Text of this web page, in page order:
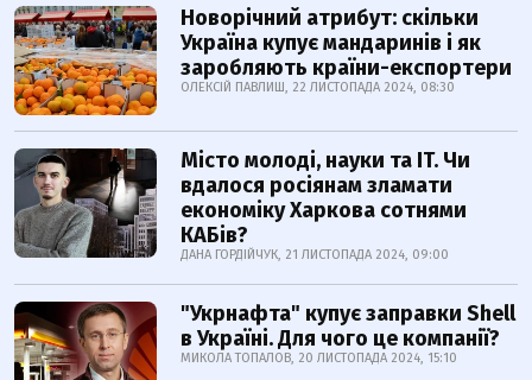
Новорічний атрибут: скільки
Україна купує мандаринів і як
заробляють країни-експортери
ОЛЕКСІЙ ПАВЛИШ, 22 ЛИСТОПАДА 2024, 08:30
Місто молоді, науки та IT. Чи
вдалося росіянам зламати
економіку Харкова сотнями
КАБів?
ДАНА ГОРДІЙЧУК, 21 ЛИСТОПАДА 2024, 09:00
"Укрнафта" купує заправки Shell
в Україні. Для чого це компанії?
МИКОЛА ТОПАЛОВ, 20 ЛИСТОПАДА 2024, 15:10